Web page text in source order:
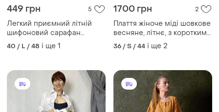
449 грн 5
Легкий приємний літній
шифоновий сарафан
дизайнерський двойний
сукня плаття міді до колін
40 / L / 48 і ще 1
1700 грн 2
Плаття жіноче міді шовкове
весняне, літнє, з короткими
рукавами, дизайнерське
фісташкове
36 / S / 44 і ще 2